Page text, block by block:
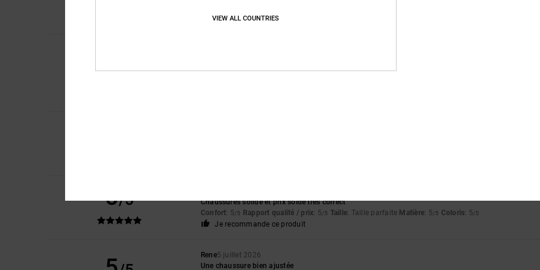
Confort: 4 Rapport qualité / prix
Afficher original - Dutch
5/5
Chaussures solide et prix soldé très correct
Confort: 5/5 Rapport qualité / prix: 5/5 Taille: Taille parfaite Matière: 5/5 Coloris: 5/5
Je recommande ce produit
Rene5 juillet 2026
Une chaussure bien ajustée
VIEW ALL COUNTRIES